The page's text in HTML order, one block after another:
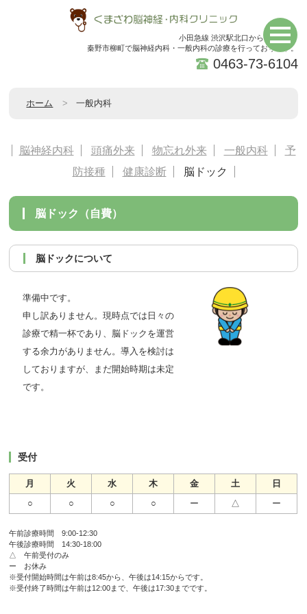
小田急線 渋沢駅北口から徒歩5分。
秦野市柳町で脳神経内科・一般内科の診療を行っております。
0463-73-6104
ホーム 一般内科
脳神経内科 頭痛外来 物忘れ外来 一般内科
予
防接種
健康診断 脳ドック
脳ドック（自費）
脳ドックについて
準備中です。
申し訳ありません。現時点では日々の
診療で精一杯であり、脳ドックを運営
する余力がありません。導入を検討は
しておりますが、まだ開始時期は未定
です。
受付
月 火 水 木 金 土
日
○
○ ○ ○ ー △ ー
午前診療時間 9:00-12:30
午後診療時間 14:30-18:00
△ 午前受付のみ
ー お休み
※受付開始時間は午前は8:45から、午後は14:15からです。
※受付終了時間は午前は12:00まで、午後は17:30までです。